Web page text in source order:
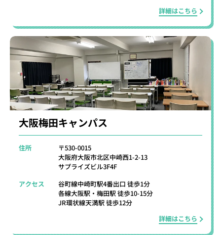
詳細はこちら
大阪梅田キャンパス
住所
〒530-0015
大阪府大阪市北区中崎西1-2-13
サプライズビル3F4F
アクセス
谷町線中崎町駅4番出口 徒歩1分
各線大阪駅・梅田駅 徒歩10-15分
JR環状線天満駅 徒歩12分
詳細はこちら